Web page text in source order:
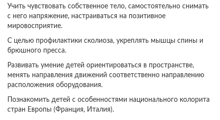
Учить чувствовать собственное тело, самостоятельно снимать
с него напряжение, настраиваться на позитивное
мировосприятие.
С целью профилактики сколиоза, укреплять мышцы спины и
брюшного пресса.
Развивать умение детей ориентироваться в пространстве,
менять направления движений соответственно направлению
расположения оборудования.
Познакомить детей с особенностями национального колорита
стран Европы (Франция, Италия).